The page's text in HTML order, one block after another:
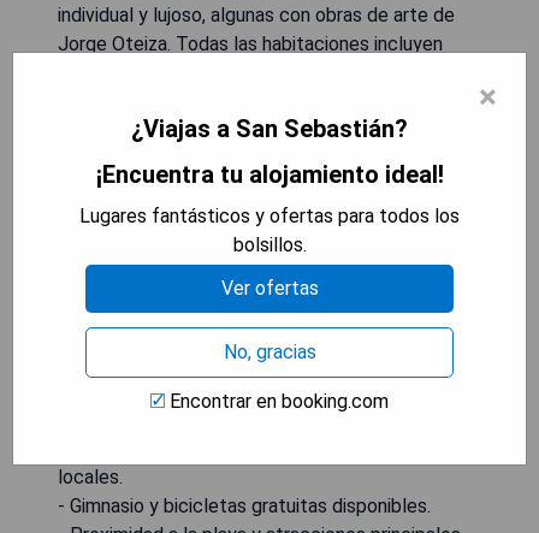
individual y lujoso, algunas con obras de arte de
Jorge Oteiza. Todas las habitaciones incluyen
disponible, ofreciendo platos locales, y hay
estacionamiento privado por un cargo adicional en
el sitio. Rodeado de árboles y casas señoriales, el
hotel cuenta con gimnasio, bicicletas gratuitas y
toallas para la playa. También dispone de amplios
salones con chimenea. La playa Zurriola, el Palacio
de Congresos Kursaal y el casco antiguo se
encuentran a poca distancia a pie.
- Edificio histórico con encanto.
locales.
- Gimnasio y bicicletas gratuitas disponibles.
×
¿Viajas a San Sebastián?
¡Encuentra tu alojamiento ideal!
Lugares fantásticos y ofertas para todos los
bolsillos.
Ver ofertas
No, gracias
Encontrar en booking.com